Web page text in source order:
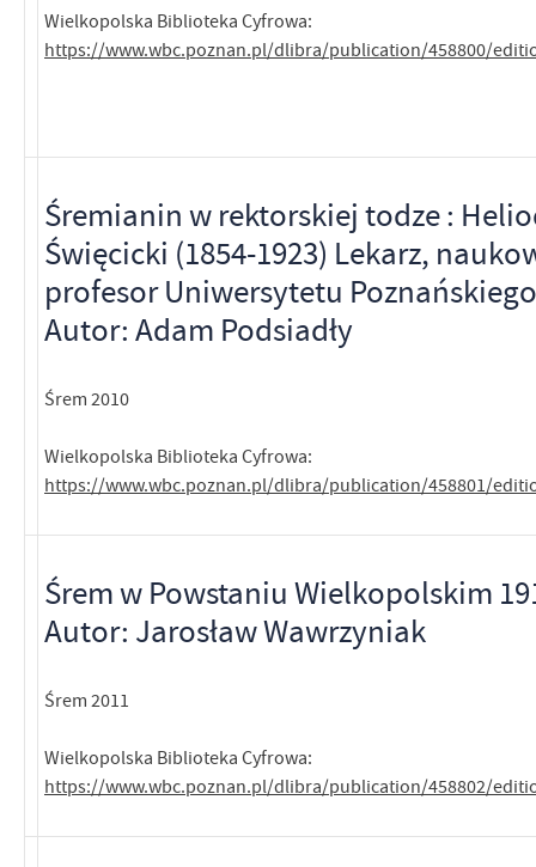
Wielkopolska Biblioteka Cyfrowa:
https://www.wbc.poznan.pl/dlibra/publication/458800/
Śremianin w rektorskiej todze :
Święcicki (1854-1923) Lekarz,
profesor Uniwersytetu Poznańskiego
Autor: Adam Podsiadły
Śrem 2010
Wielkopolska Biblioteka Cyfrowa:
https://www.wbc.poznan.pl/dlibra/publication/458801/
Śrem w Powstaniu Wielkopolskim
Autor: Jarosław Wawrzyniak
Śrem 2011
Wielkopolska Biblioteka Cyfrowa:
https://www.wbc.poznan.pl/dlibra/publication/458802/